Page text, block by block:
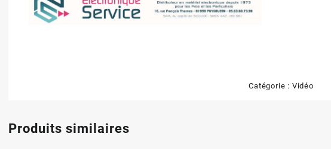
Catégorie : Vidéo
Produits similaires